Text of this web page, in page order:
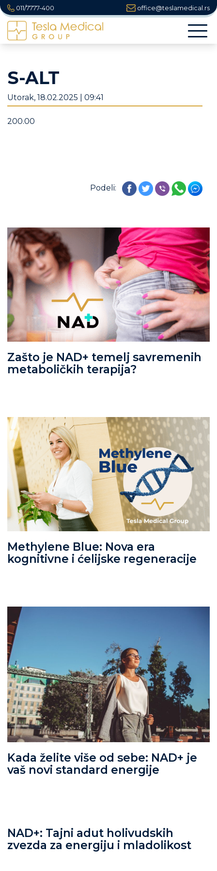
011/7777-400 office@teslamedical.rs
S-ALT
Utorak, 18.02.2025 | 09:41
200.00
Podeli:
Zašto je NAD+ temelj savremenih
metaboličkih terapija?
Methylene Blue: Nova era
kognitivne i ćelijske regeneracije
Kada želite više od sebe: NAD+ je
vaš novi standard energije
NAD+: Tajni adut holivudskih
zvezda za energiju i mladolikost